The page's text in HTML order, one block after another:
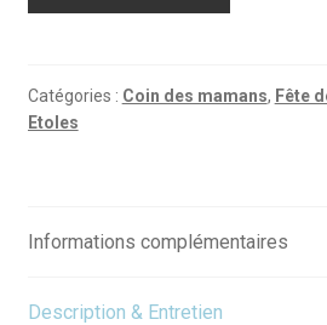
Le
boudoir
Rouge
Catégories : Coin des mamans, Fête
Etoles
Informations complémentaires
Description & Entretien